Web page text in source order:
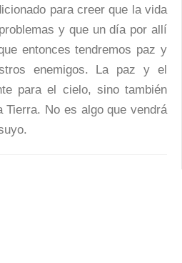
para creer que la vida
y que un día por allí
entonces tendremos paz y
enemigos. La paz y el
para el cielo, sino también
Tierra. No es algo que vendrá